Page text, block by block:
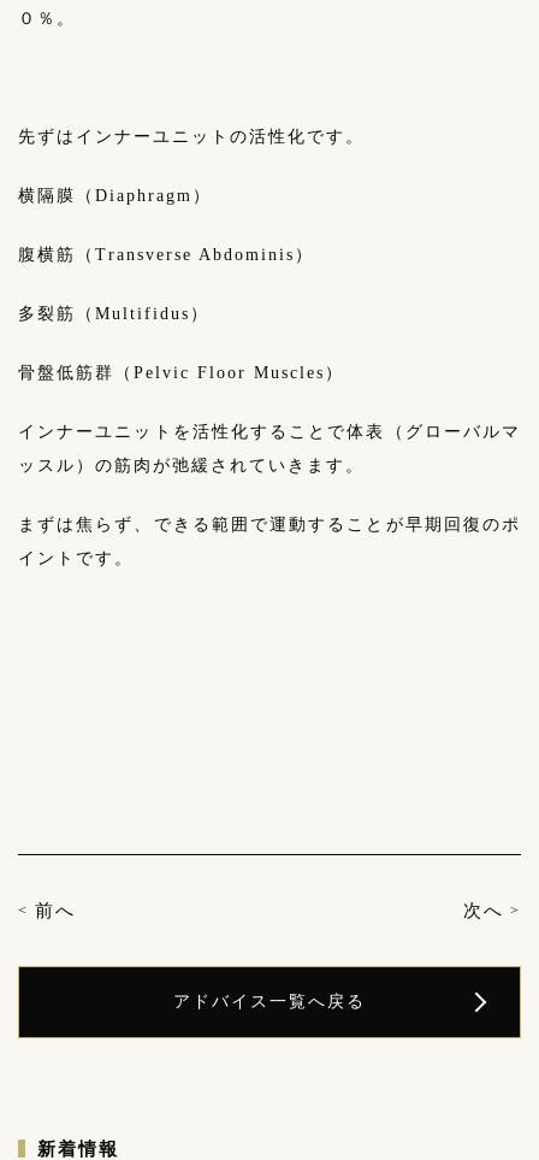
０％。
先ずはインナーユニットの活性化です。
横隔膜（Diaphragm）
腹横筋（Transverse Abdominis）
多裂筋（Multifidus）
骨盤低筋群（Pelvic Floor Muscles）
インナーユニットを活性化することで体表（グローバルマ
ッスル）の筋肉が弛緩されていきます。
まずは焦らず、できる範囲で運動することが早期回復のポ
イントです。
< 前へ 次へ >
アドバイス 一覧へ戻る
新着情報